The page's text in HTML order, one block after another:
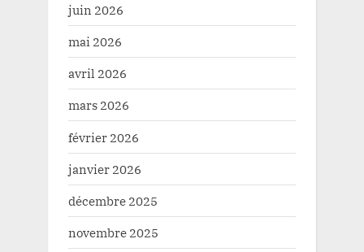
juin 2026
mai 2026
avril 2026
mars 2026
février 2026
janvier 2026
décembre 2025
novembre 2025